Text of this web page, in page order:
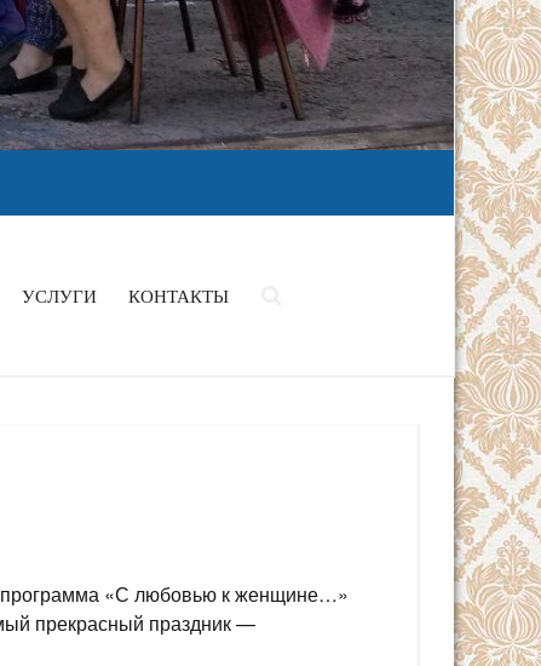
УСЛУГИ КОНТАКТЫ
программа «С любовью к женщине…»
прекрасный праздник —